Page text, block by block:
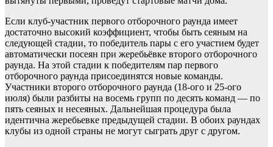
Если клуб-участник первого отборочного раунда имеет
достаточно высокий коэффициент, чтобы быть сеяным на
следующей стадии, то победитель пары с его участием будет
автоматически посеян при жеребьёвке второго отборочного
раунда. На этой стадии к победителям пар первого
отборочного раунда присоединятся новые команды.
Участники второго отборочного раунда (18-ого и 25-ого
июля) были разбиты на восемь групп по десять команд — по
пять сеяных и несеяных. Дальнейшая процедура была
идентична жеребьевке предыдущей стадии. В обоих раундах
клубы из одной страны не могут сыграть друг с другом.